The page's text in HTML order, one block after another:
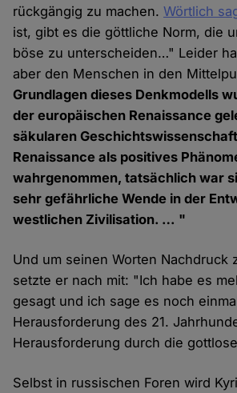
rückgängig zu machen.Wörtlich
ist, gibt es die göttliche Norm, die
böse zu unterscheiden…" Leider
aber den Menschen in den
Grundlagen dieses Denkmodells
der europäischen Renaissance
säkularen
Renaissance als positives
wahrgenommen, tatsächlich war
sehr gefährliche Wende in der
westlichen Zivilisation. … "
Und um seinen Worten Nachdruck
setzte er nach mit: "Ich habe es
gesagt und ich sage es noch
Herausforderung des 21.
Herausforderung durch die
Selbst in russischen Foren wird